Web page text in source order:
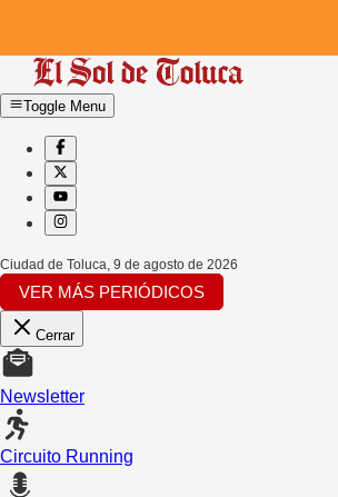
Toggle Menu
Ciudad de Toluca 9 de agosto de 2026
VER MÁS PERIÓDICOS
Cerrar
Newsletter
Circuito Running